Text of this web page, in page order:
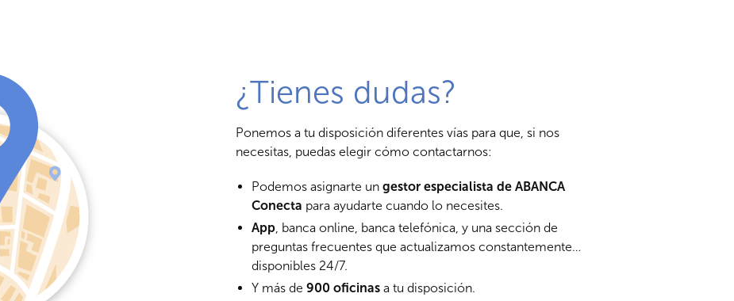
¿Tienes dudas?
Ponemos a tu disposición diferentes vías para que, si nos
necesitas, puedas elegir cómo contactarnos:
Podemos asignarte un gestor especialista de ABANCA
Conecta para ayudarte cuando lo necesites.
App, banca online, banca telefónica, y una sección de
preguntas frecuentes que actualizamos constantemente…
disponibles 24/7.
Y más de 900 oficinas a tu disposición.